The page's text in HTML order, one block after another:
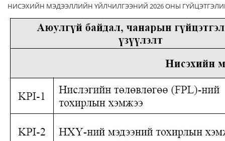
НИСЭХИЙН МЭДЭЭЛЛИЙН ҮЙЛЧИЛГЭЭНИЙ 2026 ОНЫ